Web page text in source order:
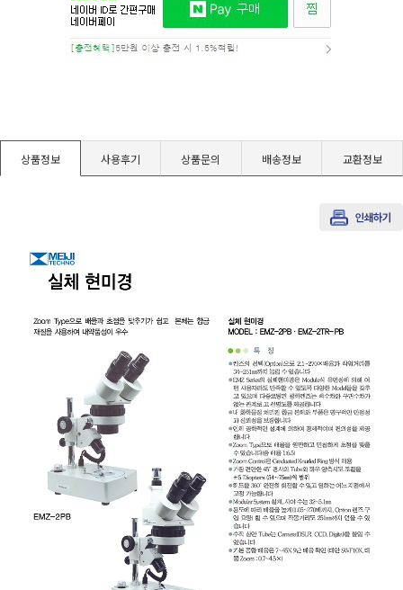
도계/물리/물성측정기
질기/원심분리기/초음파유량계/습식·건식가스메타
상품정보 사용후기 상품문의 배송정보 교환정보